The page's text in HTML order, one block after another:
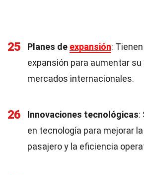
25 Planes de expansión:
expansión para aumentar su
mercados internacionales.
26 Innovaciones tecnológicas:
en tecnología para mejorar
pasajero y la eficiencia